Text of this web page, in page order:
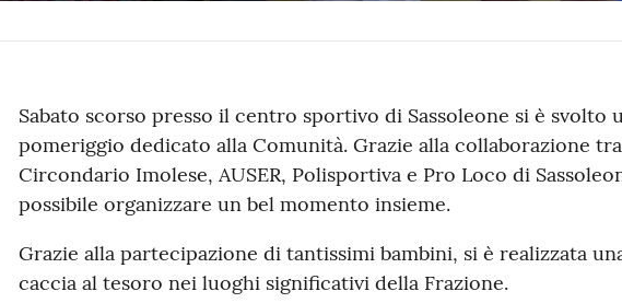
Contenuto
Sabato scorso presso il centro sportivo di Sassoleone si è svolto
pomeriggio dedicato alla Comunità. Grazie alla collaborazione tra
Circondario Imolese, AUSER, Polisportiva e Pro Loco di
possibile organizzare un bel momento insieme.
Grazie alla partecipazione di tantissimi bambini, si è realizzata
caccia al tesoro nei luoghi significativi della Frazione.